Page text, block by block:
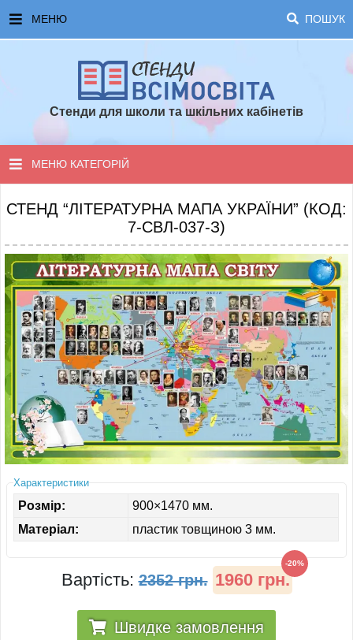
МЕНЮ ПОШУК
ЧАСТІ ЗАПИТАННЯ ТА ВІДПОВІДІ
ТОПОВІ ПРОПОЗИЦІЇ
Стенди для школи та шкільних кабінетів
МЕНЮ КАТЕГОРІЙ
СТЕНДИ ДЛЯ НУШ
СТЕНДИ ДЛЯ ПОЧАТКОВОЇ ШКОЛИ
СТЕНДИ ДЛЯ КАБІНЕТІВ
СТЕНДИ ДЛЯ ШКОЛИ
ІНШЕ
СТЕНД “ЛІТЕРАТУРНА МАПА УКРАЇНИ” (КОД:
7-СВЛ-037-З)
Характеристики
Розмір:
900×1470 мм.
Матеріал:
пластик товщиною 3 мм.
Вартість: 2352 грн. 1960 грн.
-20%
Швидке замовлення